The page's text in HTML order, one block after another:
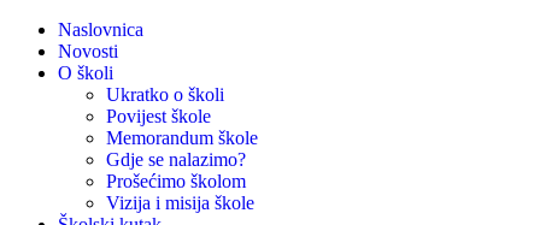
Naslovnica
Novosti
O školi
Ukratko o školi
Povijest škole
Memorandum škole
Gdje se nalazimo?
Prošećimo školom
Vizija i misija škole